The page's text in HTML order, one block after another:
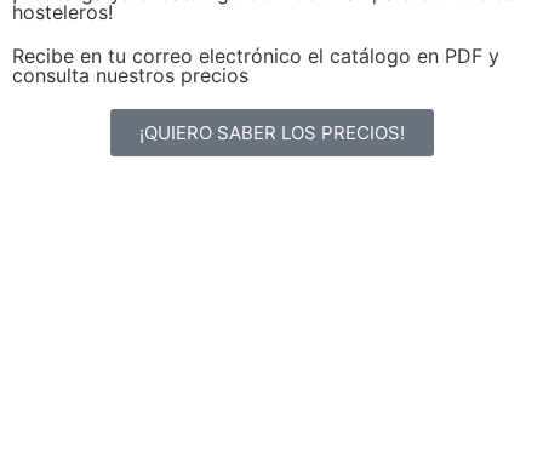
hosteleros!
Recibe en tu correo electrónico el catálogo en PDF y
consulta nuestros precios
¡QUIERO SABER LOS PRECIOS!